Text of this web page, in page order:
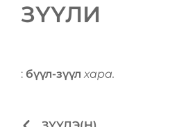
ЗҮҮЛИ
: бүүл-зүүлхара.